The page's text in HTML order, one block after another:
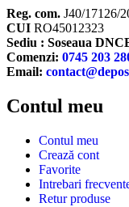
Reg. com. J40/17126/
CUI RO45012323
Sediu : Soseaua
Comenzi: 0745 203
Email:
Contul meu
Contul meu
Crează cont
Favorite
Intrebari
Retur produse